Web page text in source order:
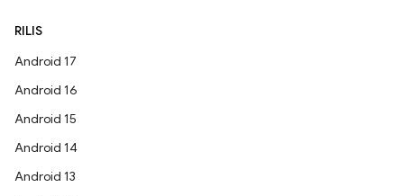
RILIS
Android 17
Android 16
Android 15
Android 14
Android 13